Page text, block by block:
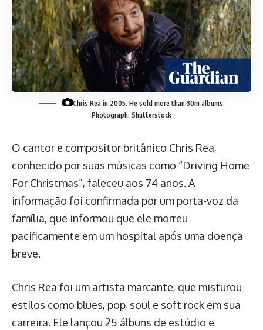
Chris Rea in 2005. He sold more than 30m albums.
Photograph: Shutterstock
O cantor e compositor britânico Chris Rea,
conhecido por suas músicas como “Driving Home
For Christmas”, faleceu aos 74 anos. A
informação foi confirmada por um porta-voz da
família, que informou que ele morreu
pacificamente em um hospital após uma doença
breve.
Chris Rea foi um artista marcante, que misturou
estilos como blues, pop, soul e soft rock em sua
carreira. Ele lançou 25 álbuns de estúdio e